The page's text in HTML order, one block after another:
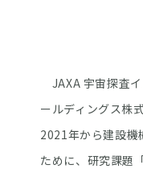
JAXA 宇宙探査
ールディングス株
2021年から建設機
ために、研究課題